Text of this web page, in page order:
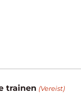
trainen (Vereist)